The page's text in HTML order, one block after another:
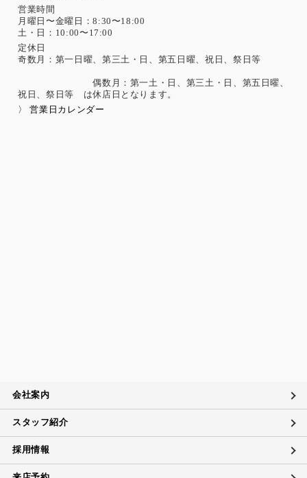
営業時間
月曜日〜金曜日：8:30〜18:00
土・日：10:00〜17:00
定休日
奇数月：第一日曜、第三土・日、第五日曜、祝日、祭日等
偶数月：第一土・日、第三土・日、第五日曜、
祝日、祭日等 は休店日となります。
〉 営業日カレンダー
会社案内
スタッフ紹介
採用情報